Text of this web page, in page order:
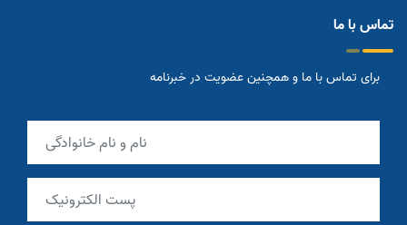
تماس با ما
برای تماس با ما و همچنین عضویت در خبرنامه